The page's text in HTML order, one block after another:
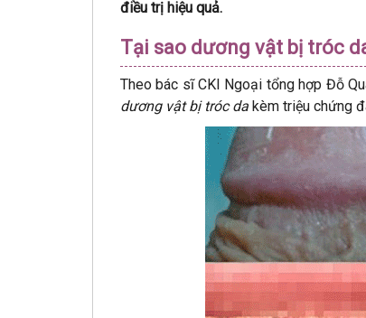
điều trị hiệu quả.
Tại sao dương vật bị tróc
Theo bác sĩ CKI Ngoại tổng hợp Đỗ
dương vật bị tróc da kèm triệu chứng